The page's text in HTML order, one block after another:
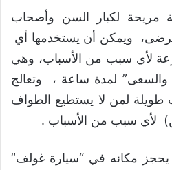
مريحة لكبار السن وأصحاب
ويمكن أن يستخدمها أي
لأي سبب من الأسباب، وهي
لمدة ساعة ، وتعالج
لمن لا يستطيع الطواف
لأي سبب من الأسباب .
مكانه في “سيارة غولف”